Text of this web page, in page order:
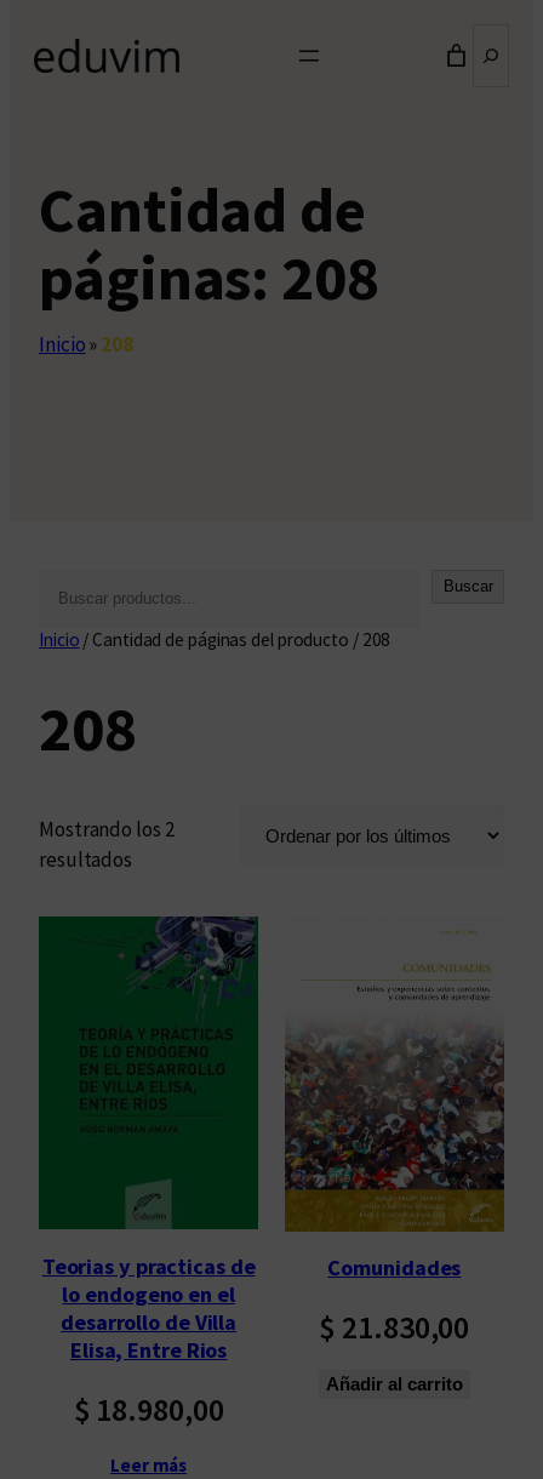
Cantidad de
páginas: 208
Inicio»208
s
a
r
Buscar
Inicio / Cantidad de páginas del producto / 208
208
Mostrando los 2
resultados
d
n
d
o
p
o
l
o
ú
l
t
m
s
Teorias y practicas de
lo endogeno en el
desarrollo de Villa
Elisa, Entre Rios
$ 18.980,00
Leer más
Comunidades
$ 21.830,00
Añadir al carrito